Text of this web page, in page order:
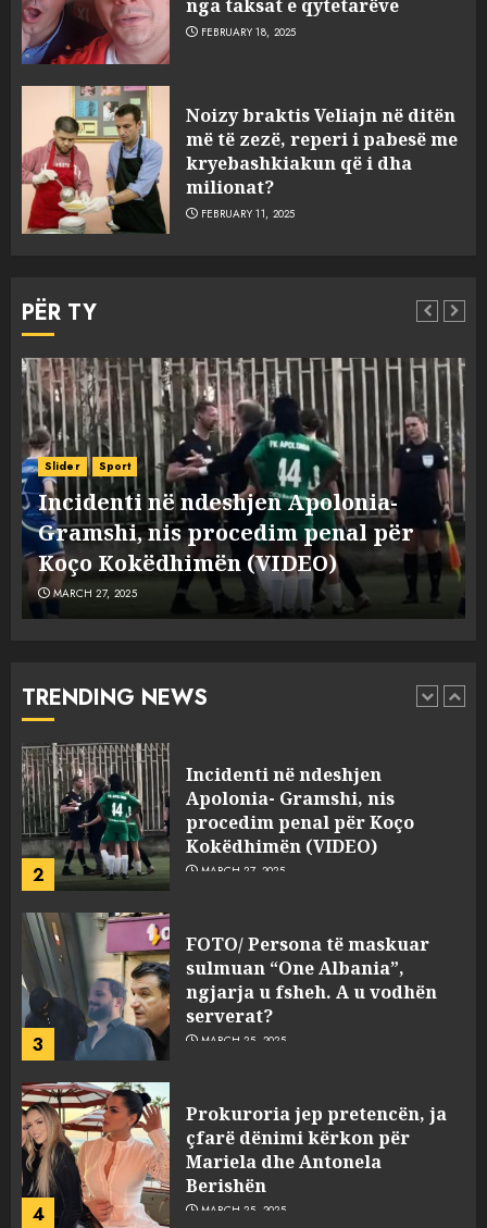
nga taksat e qytetarëve
FEBRUARY 18, 2025
Noizy braktis Veliajn në ditën
më të zezë, reperi i pabesë me
kryebashkiakun që i dha
milionat?
FEBRUARY 11, 2025
PËR TY
Slider Sport
Incidenti në ndeshjen Apolonia-
Gramshi, nis procedim penal për
Koço Kokëdhimën (VIDEO)
MARCH 27, 2025
TRENDING NEWS
3
4
çfarë dënimi kërkon për
Mariela dhe Antonela
Berishën
MARCH 25, 2025
5
dëshmia e Nuredin Dumanit
plagosën!
MARCH 25, 2025
1
Punonjësja e UKT akuzon
drejtorin Skerdi Drenova dhe
“bosen” Joana Nano për
abuzim me fondet publike dhe
pasuri të pajustifikuar
JULY 24, 2025
2
Incidenti në ndeshjen
MARCH 27, 2025
3
FOTO/ Persona të maskuar
sulmuan “One Albania”,
ngjarja u fsheh. A u vodhën
serverat?
MARCH 25, 2025
4
Prokuroria jep pretencën, ja
çfarë dënimi kërkon për
Mariela dhe Antonela
Berishën
MARCH 25, 2025
5
“Ai që drejtonte makinën më
ngjau me Talo Çelën”,
dëshmia e Nuredin Dumanit
flet për PERSONAT që e
plagosën!